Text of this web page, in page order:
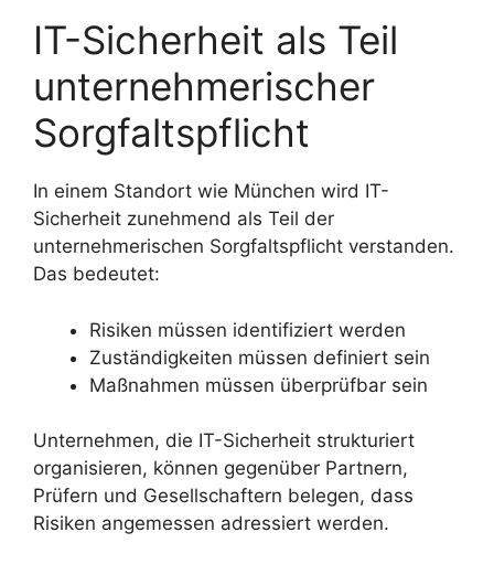
IT-Sicherheit als Teil
unternehmerischer
Sorgfaltspflicht
In einem Standort wie München wird IT-
Sicherheit zunehmend als Teil der
unternehmerischen Sorgfaltspflicht verstanden.
Das bedeutet:
Risiken müssen identifiziert werden
Zuständigkeiten müssen definiert sein
Maßnahmen müssen überprüfbar sein
Unternehmen, die IT-Sicherheit strukturiert
organisieren, können gegenüber Partnern,
Prüfern und Gesellschaftern belegen, dass
Risiken angemessen adressiert werden.